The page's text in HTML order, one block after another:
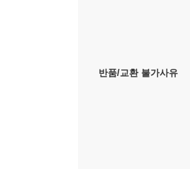
반품/교환 불가사유